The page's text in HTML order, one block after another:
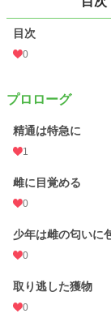
OKなのかわかりませ
す。そもそも当初女
の趣向がダメなのか
以上の女性のみとし
小説
大衆娯楽 377 位 /
24h.ポイント 35 pt
週間ポイント
目次
0
プロローグ
精通は特急に
1
雌に目覚める
0
少年は雌の匂いに
0
取り逃した獲物
0